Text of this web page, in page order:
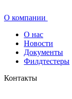
О компании
О нас
Новости
Документы
Филдтестеры
Контакты